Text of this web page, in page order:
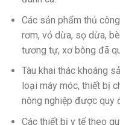
Các sản phẩm thủ
rơm, vỏ dừa, sọ dừa,
tương tự, xơ bông đã
Tàu khai thác khoáng
loại máy móc, thiết bị
nông nghiệp được quy
Các thiết bị y tế theo